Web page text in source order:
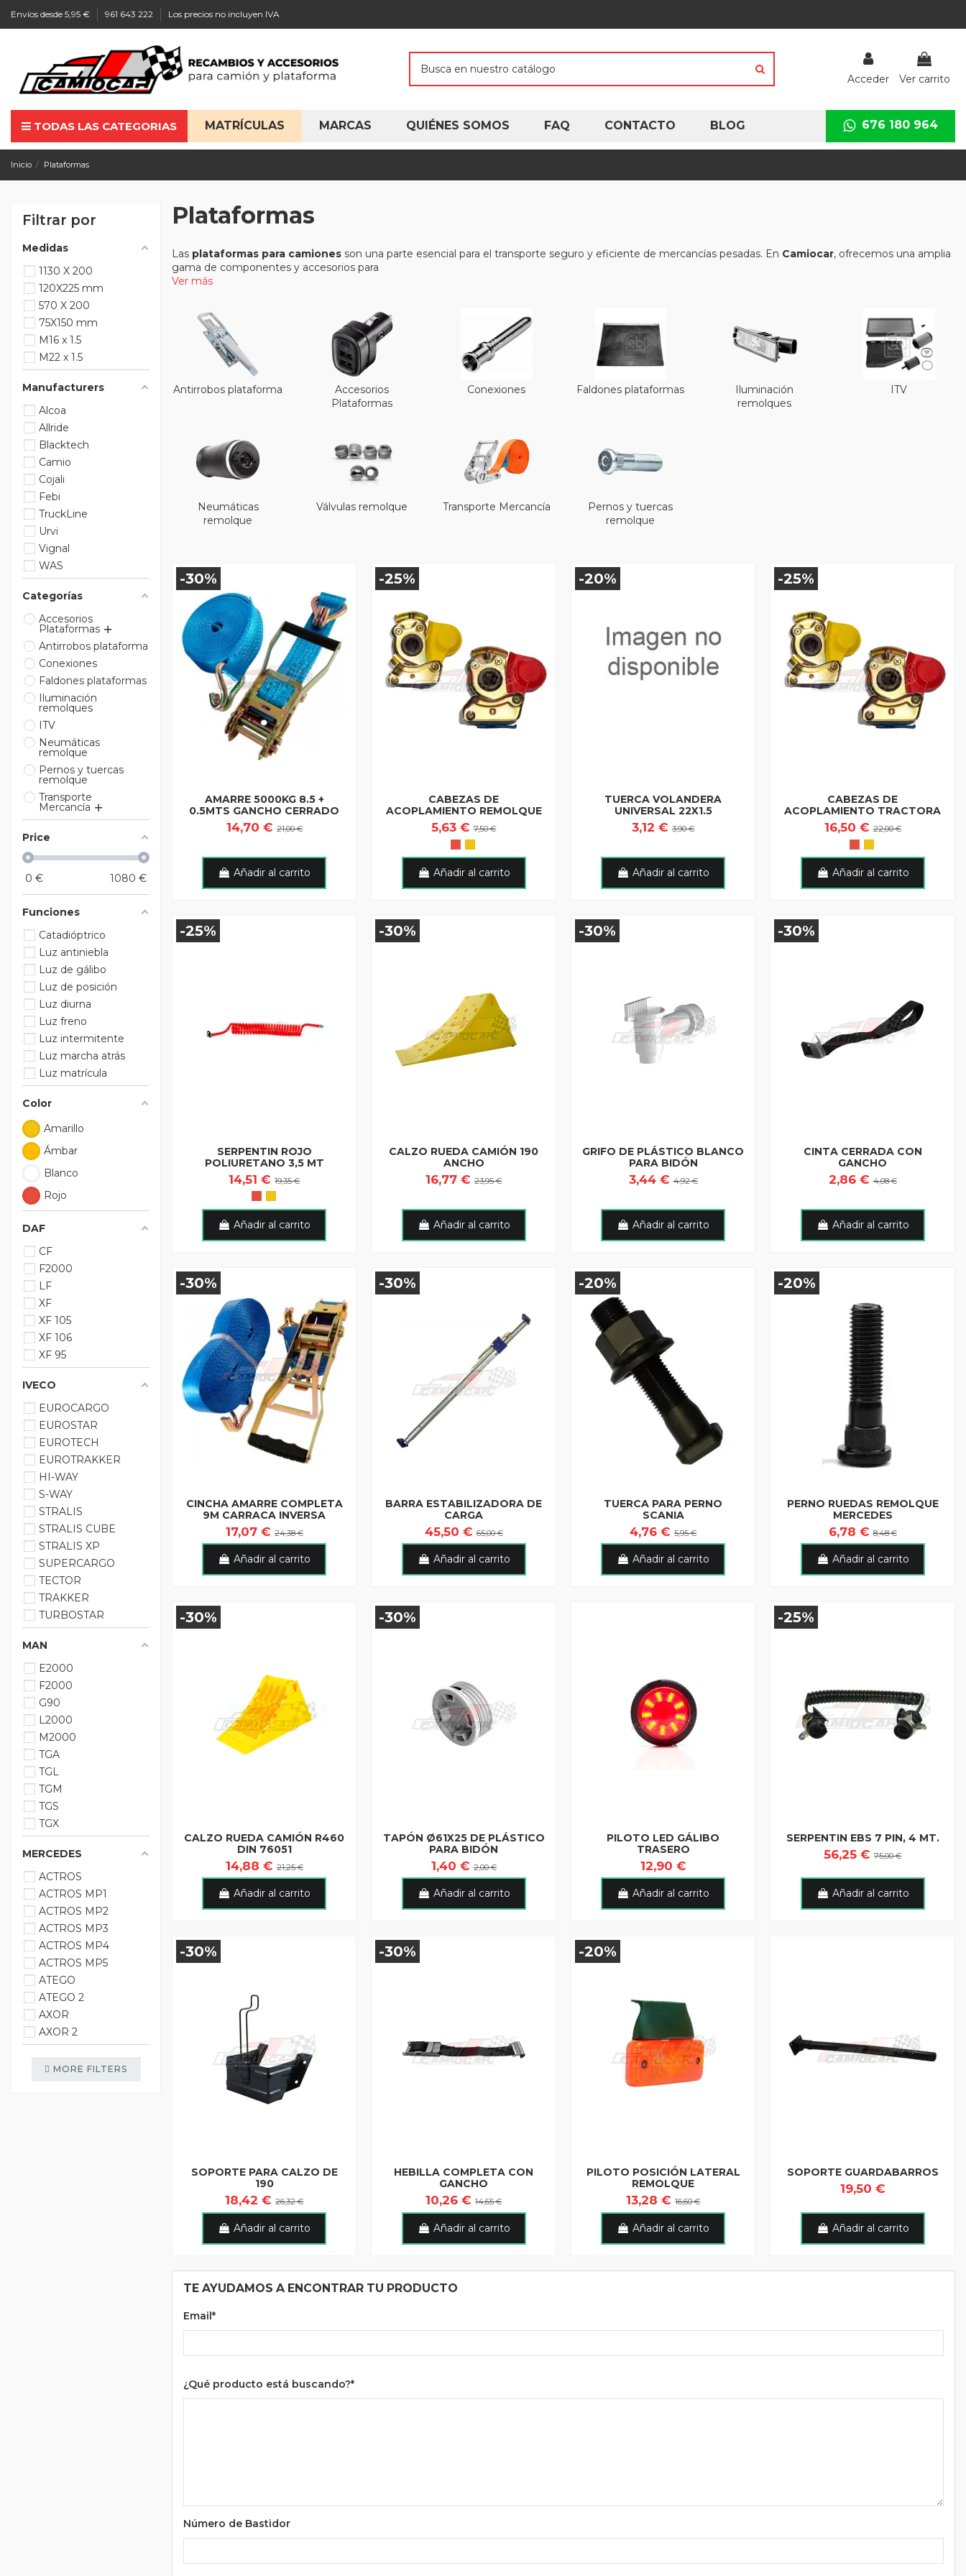
Envíos desde 5,95 € 961 643 222 Los precios no incluyen IVA
Acceder Ver carrito
TODAS LAS CATEGORIAS MATRÍCULAS MARCAS QUIÉNES SOMOS FAQ CONTACTO BLOG 676 180 964
Inicio Plataformas
Plataformas
Las plataformas para camiones son una parte esencial para el transporte seguro y eficiente de mercancías pesadas. En Camiocar, ofrecemos una amplia
gama de componentes y accesorios para
Ver más
Antirrobos plataforma
Accesorios
Plataformas
Conexiones Faldones plataformas
Iluminación
remolques
ITV
Neumáticas
remolque
Válvulas remolque Transporte Mercancía
Pernos y tuercas
remolque
-30%
AMARRE 5000KG 8.5 +
0.5MTS GANCHO CERRADO
14,70 €21,00 €
Añadir al carrito
-25%
CABEZAS DE
ACOPLAMIENTO REMOLQUE
5,63 €7,50 €
Añadir al carrito
-20%
TUERCA VOLANDERA
UNIVERSAL 22X1.5
3,12 €3,90 €
Añadir al carrito
-25%
CABEZAS DE
ACOPLAMIENTO TRACTORA
16,50 €22,00 €
Añadir al carrito
-25%
SERPENTIN ROJO
POLIURETANO 3,5 MT
14,51 €19,35 €
Añadir al carrito
-30%
CALZO RUEDA CAMIÓN 190
ANCHO
16,77 €23,95 €
Añadir al carrito
-30%
GRIFO DE PLÁSTICO BLANCO
PARA BIDÓN
3,44 €4,92 €
Añadir al carrito
-30%
CINTA CERRADA CON
GANCHO
2,86 €4,08 €
Añadir al carrito
-30%
CINCHA AMARRE COMPLETA
9M CARRACA INVERSA
17,07 €24,38 €
Añadir al carrito
-30%
BARRA ESTABILIZADORA DE
CARGA
45,50 €65,00 €
Añadir al carrito
-20%
TUERCA PARA PERNO
SCANIA
4,76 €5,95 €
Añadir al carrito
-20%
PERNO RUEDAS REMOLQUE
MERCEDES
6,78 €8,48 €
Añadir al carrito
-30%
CALZO RUEDA CAMIÓN R460
DIN 76051
14,88 €21,25 €
Añadir al carrito
-30%
TAPÓN Ø61X25 DE PLÁSTICO
PARA BIDÓN
1,40 €2,00 €
Añadir al carrito
PILOTO LED GÁLIBO
TRASERO
12,90 €
Añadir al carrito
-25%
SERPENTIN EBS 7 PIN, 4 MT.
56,25 €75,00 €
Añadir al carrito
-30%
SOPORTE PARA CALZO DE
190
18,42 €26,32 €
Añadir al carrito
-30%
HEBILLA COMPLETA CON
GANCHO
10,26 €14,65 €
Añadir al carrito
-20%
PILOTO POSICIÓN LATERAL
REMOLQUE
13,28 €16,60 €
Añadir al carrito
SOPORTE GUARDABARROS
19,50 €
Añadir al carrito
TE AYUDAMOS A ENCONTRAR TU PRODUCTO
Email*
¿Qué producto está buscando?*
Número de Bastidor
Filtrar por
Medidas
1130 X 200
120X225 mm
570 X 200
75X150 mm
M16 x 1.5
M22 x 1.5
Manufacturers
Alcoa
Allride
Blacktech
Camio
Cojali
Febi
TruckLine
Urvi
Vignal
WAS
Categorías
Accesorios
Plataformas
Antirrobos plataforma
Conexiones
Faldones plataformas
Iluminación
remolques
ITV
Neumáticas
remolque
Pernos y tuercas
remolque
Transporte
Mercancía
Price
0 € 1080 €
Funciones
Catadióptrico
Luz antiniebla
Luz de gálibo
Luz de posición
Luz diurna
Luz freno
Luz intermitente
Luz marcha atrás
Luz matrícula
Color
Amarillo
Ámbar
Blanco
Rojo
DAF
CF
F2000
LF
XF
XF 105
XF 106
XF 95
IVECO
EUROCARGO
EUROSTAR
EUROTECH
EUROTRAKKER
HI-WAY
S-WAY
STRALIS
STRALIS CUBE
STRALIS XP
SUPERCARGO
TECTOR
TRAKKER
TURBOSTAR
MAN
E2000
F2000
G90
L2000
M2000
TGA
TGL
TGM
TGS
TGX
MERCEDES
ACTROS
ACTROS MP1
ACTROS MP2
ACTROS MP3
ACTROS MP4
ACTROS MP5
ATEGO
ATEGO 2
AXOR
AXOR 2
MORE FILTERS